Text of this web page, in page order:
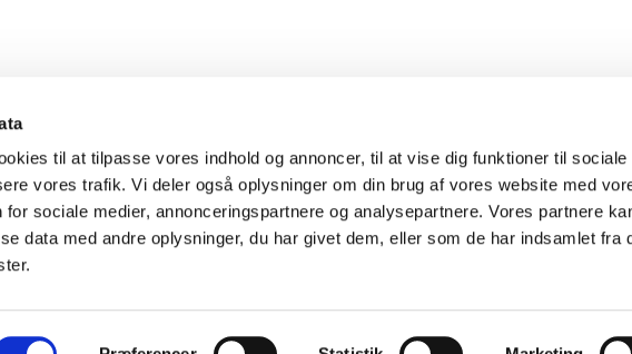
til at tilpasse vores indhold og annoncer, til at vise dig funktioner til sociale
vores trafik. Vi deler også oplysninger om din brug af vores website med
for sociale medier, annonceringspartnere og analysepartnere. Vores partnere
data med andre oplysninger, du har givet dem, eller som de har indsamlet fra
b og DSM-direktivets artikel 4.